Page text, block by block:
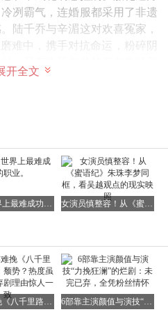
冽霸气，连婚服都采用了非遗
陆千乔与辛湄这对欢喜冤家，
难中，携手对抗命运，粉碎阴
振轩领衔主演，胡杏儿、沙宝
《这一秒过火》，改编自匪我
、叔嫂禁忌的强冲突故事。
峄（张凌赫饰）遭受养父虐
（王楚然饰）所救，却导致任
素死遁后，慕容清峄误以为自
三年的精神崩溃。重逢后，任
开全文
炒股是世界上最难成功的职业。 女演员慎整容！从《蜜语纪》朱珠李梦同框，看吴越观点的现实映照
于和伟难挽《八千里路云和月》颓势？热度虽高，观众弃剧理由惊人一致 6部靠主演颜值与演技“力挽狂澜”的烂剧：未完已弃，全凭粉丝情怀